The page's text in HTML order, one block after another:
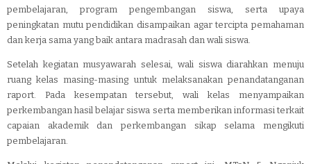
pembelajaran, program pengembangan siswa, serta upaya
peningkatan mutu pendidikan disampaikan agar tercipta pemahaman
dan kerja sama yang baik antara madrasah dan wali siswa.
Setelah kegiatan musyawarah selesai, wali siswa diarahkan menuju
ruang kelas masing-masing untuk melaksanakan penandatanganan
raport. Pada kesempatan tersebut, wali kelas menyampaikan
perkembangan hasil belajar siswa serta memberikan informasi terkait
capaian akademik dan perkembangan sikap selama mengikuti
pembelajaran.